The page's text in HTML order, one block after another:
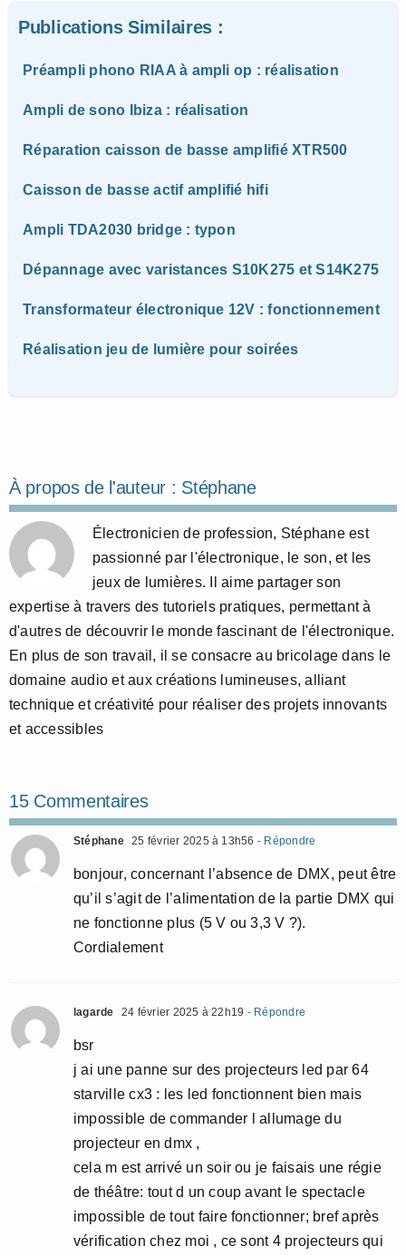
Publications Similaires :
Préampli phono RIAA à ampli op : réalisation
Ampli de sono Ibiza : réalisation
Réparation caisson de basse amplifié XTR500
Caisson de basse actif amplifié hifi
Ampli TDA2030 bridge : typon
Dépannage avec varistances S10K275 et S14K275
Transformateur électronique 12V : fonctionnement
Réalisation jeu de lumière pour soirées
À propos de l'auteur : Stéphane
Électronicien de profession, Stéphane est
passionné par l'électronique, le son, et les
jeux de lumières. Il aime partager son
expertise à travers des tutoriels pratiques, permettant à
d'autres de découvrir le monde fascinant de l'électronique.
En plus de son travail, il se consacre au bricolage dans le
domaine audio et aux créations lumineuses, alliant
technique et créativité pour réaliser des projets innovants
et accessibles
15 Commentaires
Stéphane 25 février 2025 à 13h56 - Répondre
bonjour, concernant l’absence de DMX, peut être
qu’il s’agit de l’alimentation de la partie DMX qui
ne fonctionne plus (5 V ou 3,3 V ?).
Cordialement
lagarde 24 février 2025 à 22h19 - Répondre
bsr
j ai une panne sur des projecteurs led par 64
starville cx3 : les led fonctionnent bien mais
impossible de commander l allumage du
projecteur en dmx ,
cela m est arrivé un soir ou je faisais une régie
de théâtre: tout d un coup avant le spectacle
impossible de tout faire fonctionner; bref après
vérification chez moi , ce sont 4 projecteurs qui